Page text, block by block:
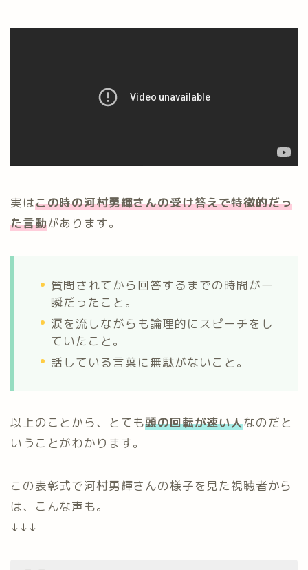
実はこの時の河村勇輝さんの受け答えで特徴的だっ
た言動があります。
質問されてから回答するまでの時間が一
瞬だったこと。
涙を流しながらも論理的にスピーチをし
ていたこと。
話している言葉に無駄がないこと。
以上のことから、とても頭の回転が速い人なのだと
いうことがわかります。
この表彰式で河村勇輝さんの様子を見た視聴者から
は、こんな声も。
↓↓↓